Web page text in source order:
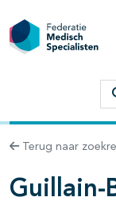
Terug naar
Guillain-
binnen deze